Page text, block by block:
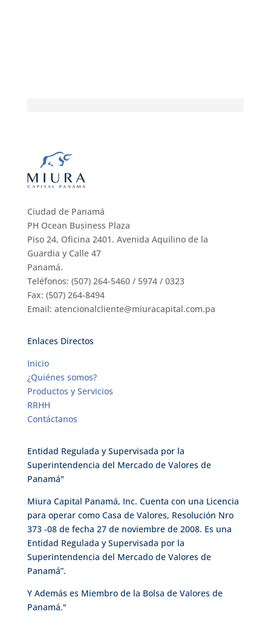
Ciudad de Panamá
PH Ocean Business Plaza
Piso 24, Oficina 2401. Avenida Aquilino de la
Guardia y Calle 47
Panamá.
Teléfonos: (507) 264-5460 / 5974 / 0323
Fax: (507) 264-8494
Email: atencionalcliente@miuracapital.com.pa
Enlaces Directos
Inicio
¿Quiénes somos?
Productos y Servicios
RRHH
Contáctanos
Entidad Regulada y Supervisada por la
Superintendencia del Mercado de Valores de
Panamá"
Miura Capital Panamá, Inc. Cuenta con una Licencia
para operar como Casa de Valores, Resolución Nro
373 -08 de fecha 27 de noviembre de 2008. Es una
Entidad Regulada y Supervisada por la
Superintendencia del Mercado de Valores de
Panamá”.
Y Además es Miembro de la Bolsa de Valores de
Panamá."